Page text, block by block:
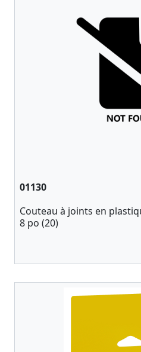
01130
Couteau à joints en
8 po (20)